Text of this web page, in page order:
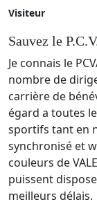
Visiteur
Sauvez le
Je connais le
nombre de
carrière de
égard a toutes
sportifs tant en
synchronisé et
couleurs de
puissent
meilleurs délais.